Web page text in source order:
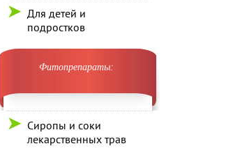
Для детей и
подростков
Фитопрепараты:
Сиропы и соки
лекарственных трав